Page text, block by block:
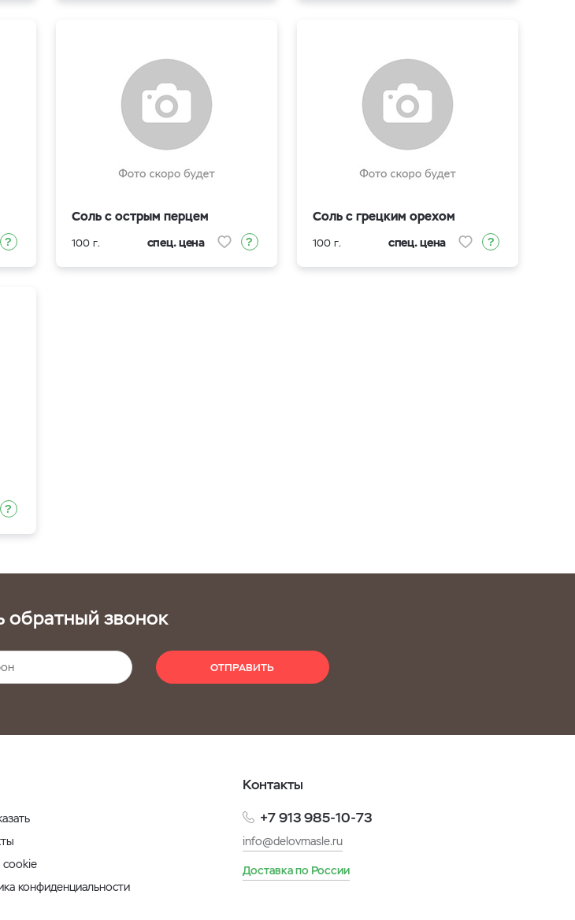
Соль с острым перцем
100 г. спец. цена
Соль с грецким орехом
100 г. спец. цена
обратный звонок
ОТПРАВИТЬ
конфиденциальности
Контакты
+7 913 985-10-73
info@delovmasle.ru
Доставка по России